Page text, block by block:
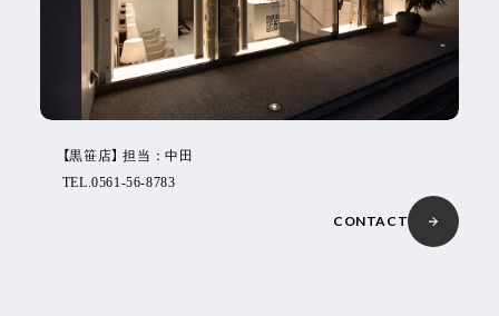
【黒笹店】 担当：中田
TEL.0561-56-8783
CONTACT